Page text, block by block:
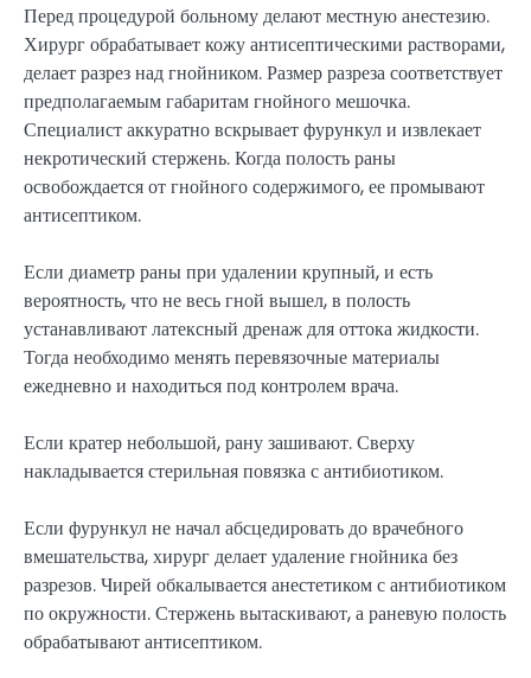
Перед процедурой больному делают местную анестезию.
Хирург обрабатывает кожу антисептическими растворами,
делает разрез над гнойником. Размер разреза соответствует
предполагаемым габаритам гнойного мешочка.
Специалист аккуратно вскрывает фурункул и извлекает
некротический стержень. Когда полость раны
освобождается от гнойного содержимого, ее промывают
антисептиком.
Если диаметр раны при удалении крупный, и есть
вероятность, что не весь гной вышел, в полость
устанавливают латексный дренаж для оттока жидкости.
Тогда необходимо менять перевязочные материалы
ежедневно и находиться под контролем врача.
Если кратер небольшой, рану зашивают. Сверху
накладывается стерильная повязка с антибиотиком.
Если фурункул не начал абсцедировать до врачебного
вмешательства, хирург делает удаление гнойника без
разрезов. Чирей обкалывается анестетиком с антибиотиком
по окружности. Стержень вытаскивают, а раневую полость
обрабатывают антисептиком.